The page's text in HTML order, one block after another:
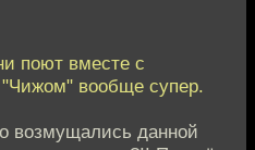
поют вместе с
вообще супер.
возмущались данной